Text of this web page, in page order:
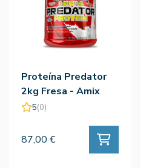
Proteína Predator
2kg Fresa - Amix
5(0)
87,00 €